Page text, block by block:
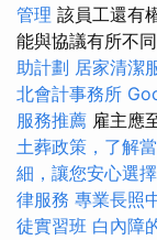
管理 該員工還有
能與協議有所不同
助計劃 居家清潔
北會計事務所
服務推薦 雇主應
土葬政策，了解
細，讓您安心選擇
律服務 專業長照
徒實習班 白內障